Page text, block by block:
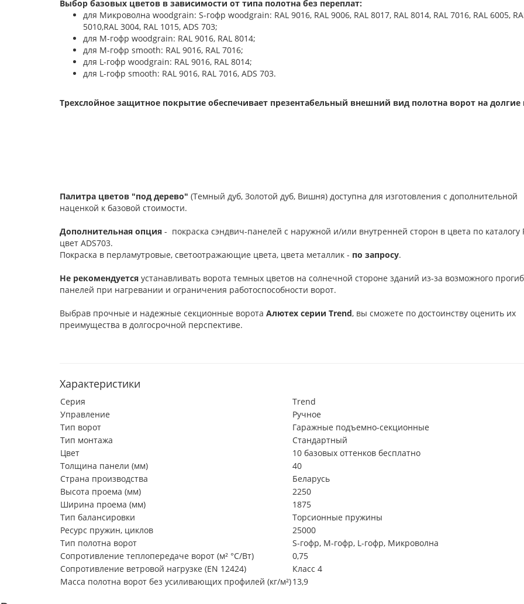
Выбор базовых цветов в зависимости от типа полотна без переплат:
для Микроволна woodgrain: S-гофр woodgrain: RAL 9016, RAL 9006, RAL 8017, RAL 8014, RAL 7016, RAL 6005,
5010,RAL 3004, RAL 1015, ADS 703;
для М-гофр woodgrain: RAL 9016, RAL 8014;
для М-гофр smooth: RAL 9016, RAL 7016;
для L-гофр woodgrain: RAL 9016, RAL 8014;
для L-гофр smooth: RAL 9016, RAL 7016, ADS 703.
Трехслойное защитное покрытие обеспечивает презентабельный внешний вид полотна ворот на долгие
Палитра цветов "под дерево" (Темный дуб, Золотой дуб, Вишня) доступна для изготовления с дополнительной
наценкой к базовой стоимости.
Дополнительная опция - покраска сэндвич-панелей с наружной и/или внутренней сторон в цвета по каталогу
цвет ADS703.
Покраска в перламутровые, светоотражающие цвета, цвета металлик - по запросу.
Не рекомендуется устанавливать ворота темных цветов на солнечной стороне зданий из-за возможного
панелей при нагревании и ограничения работоспособности ворот.
Выбрав прочные и надежные секционные ворота Алютех серии Trend, вы сможете по достоинству оценить их
преимущества в долгосрочной перспективе.
Характеристики
Серия
Trend
Управление
Ручное
Тип ворот
Гаражные подъемно-секционные
Тип монтажа
Стандартный
Цвет
10 базовых оттенков бесплатно
Толщина панели (мм)
40
Страна производства
Беларусь
Высота проема (мм)
2250
Ширина проема (мм)
1875
Тип балансировки
Торсионные пружины
Ресурс пружин, циклов
25000
Тип полотна ворот
S-гофр, М-гофр, L-гофр, Микроволна
Сопротивление теплопередаче ворот (м² °С/Вт)
0,75
Сопротивление ветровой нагрузке (EN 12424)
Класс 4
Масса полотна ворот без усиливающих профилей (кг/м²)13,9